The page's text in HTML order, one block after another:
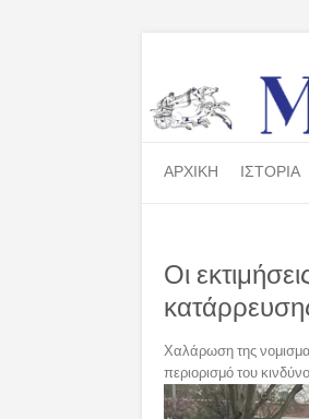
ΑΡΧΙΚΗ ΙΣΤΟΡΙΑ
Οι
Χαλάρωση της
περιορισμό του